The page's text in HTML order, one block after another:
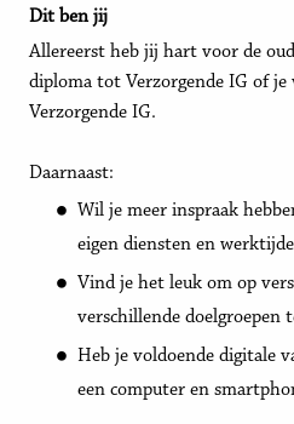
Dit ben jij
Allereerst heb jij hart voor de
diploma tot Verzorgende IG of
Verzorgende IG.
Daarnaast:
Wil je meer inspraak
eigen diensten en
Vind je het leuk om op
verschillende doelgroepen
Heb je voldoende digitale
een computer en